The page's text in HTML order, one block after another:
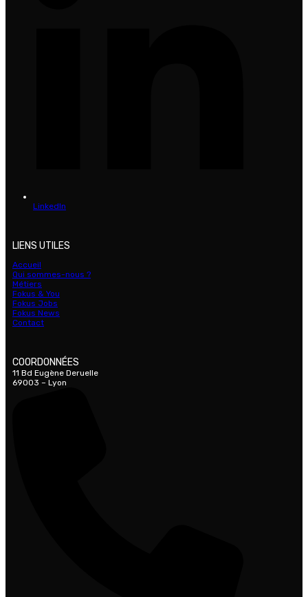
LinkedIn
LIENS UTILES
Accueil
Qui sommes-nous ?
Métiers
Fokus & You
Fokus Jobs
Fokus News
Contact
COORDONNÉES
11 Bd Eugène Deruelle
69003 – Lyon